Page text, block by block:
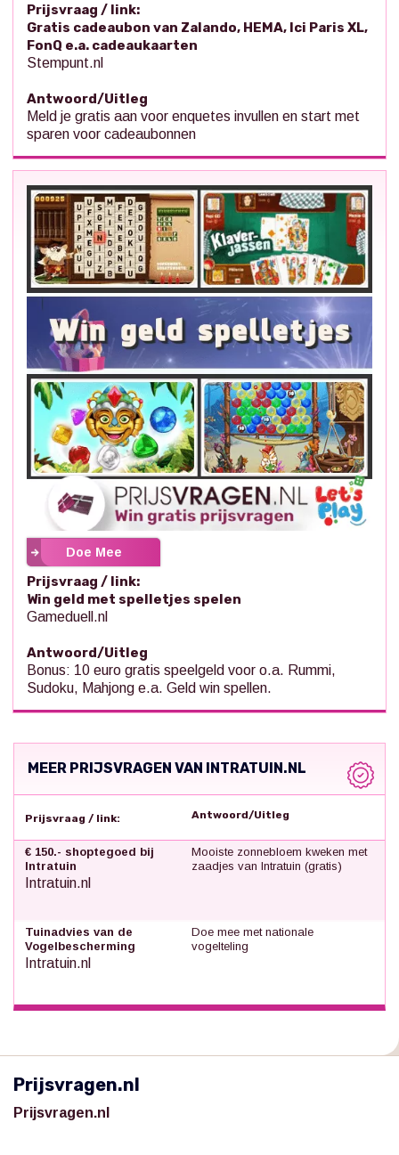
Prijsvraag / link:
Gratis cadeaubon van Zalando, HEMA, Ici Paris XL,
FonQ e.a. cadeaukaarten
Stempunt.nl
Antwoord/Uitleg
Meld je gratis aan voor enquetes invullen en start met
sparen voor cadeaubonnen
Doe Mee
Prijsvraag / link:
Win geld met spelletjes spelen
Gameduell.nl
Antwoord/Uitleg
Bonus: 10 euro gratis speelgeld voor o.a. Rummi,
Sudoku, Mahjong e.a. Geld win spellen.
MEER PRIJSVRAGEN VAN INTRATUIN.NL
Prijsvraag / link: Antwoord/Uitleg
€ 150.- shoptegoed bij
Intratuin
Intratuin.nl
Mooiste zonnebloem kweken met
zaadjes van Intratuin (gratis)
Tuinadvies van de
Vogelbescherming
Intratuin.nl
Doe mee met nationale
vogelteling
Prijsvragen.nl
Prijsvragen.nl